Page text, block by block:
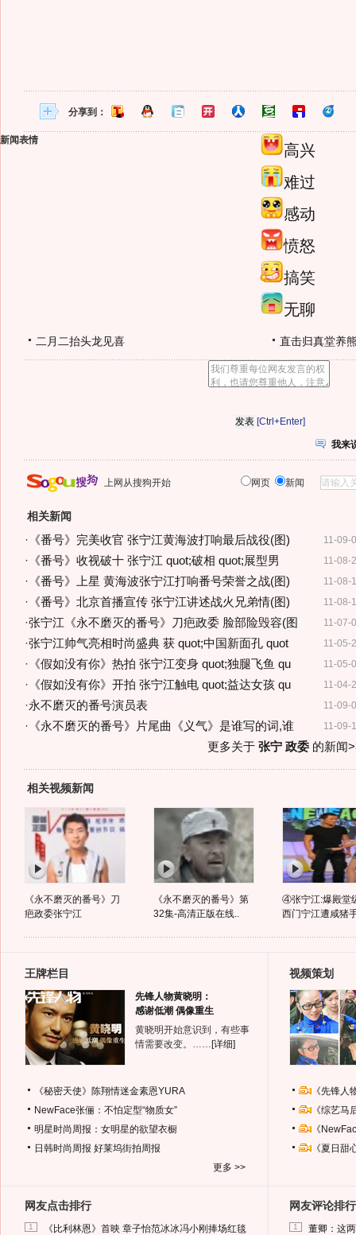
分享到：
新闻表情
高兴
难过
感动
愤怒
搞笑
无聊
二月二抬头龙见喜 直击归真堂养
[Ctrl+Enter]
我来
上网从搜狗开始 网页 新闻
相关新闻
11-09-
· 《番号》完美收官 张宁江黄海波打响最后战役(图)
11-08-
· 《番号》收视破十 张宁江 quot;破相 quot;展型男
11-08-
· 《番号》上星 黄海波张宁江打响番号荣誉之战(图)
11-08-
· 《番号》北京首播宣传 张宁江讲述战火兄弟情(图)
11-07-
·张宁江《永不磨灭的番号》刀疤政委 脸部险毁容(图
11-05-
·张宁江帅气亮相时尚盛典 获 quot;中国新面孔 quot
11-05-
· 《假如没有你》热拍 张宁江变身 quot;独腿飞鱼 qu
11-04-
· 《假如没有你》开拍 张宁江触电 quot;益达女孩 qu
11-09-
·永不磨灭的番号演员表
11-09-
· 《永不磨灭的番号》片尾曲《义气》是谁写的词,谁
更多关于 张宁 政委的新闻
相关视频新闻
《永不磨灭的番号》刀
疤政委张宁江
《永不磨灭的番号》第
32集-高清正版在线..
④张宁江:爆殿堂
西门宁江遭咸猪
王牌栏目
先锋人物黄晓明：
感谢低潮 偶像重生
黄晓明开始意识到，有些事
情需要改变。…… [详细]
《秘密天使》陈翔情迷金素恩YURA
NewFace张俪：不怕定型“物质女”
明星时尚周报：女明星的欲望衣橱
日韩时尚周报 好莱坞街拍周报
更多 >>
视频策划
《先锋
《综艺
《
《夏日
网友点击排行
1 《比利林恩》首映 章子怡范冰冰冯小刚捧场红毯
网友评论排行
1 董卿：这